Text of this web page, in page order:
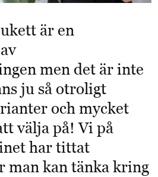
är en
men det är inte
ju så otroligt
och mycket
välja på! Vi på
har tittat
man kan tänka kring